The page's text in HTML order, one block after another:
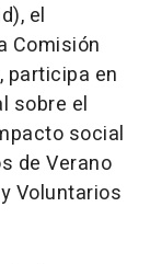
el
Comisión
participa en
sobre el
social
de Verano
Voluntarios